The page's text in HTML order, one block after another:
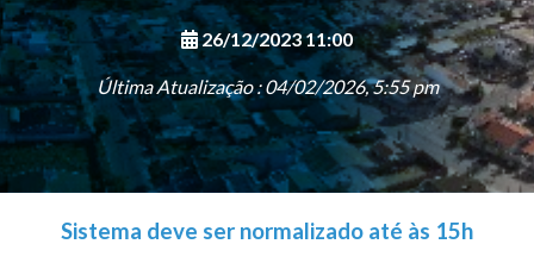
26/12/2023 11:00
Última Atualização : 04/02/2026, 5:55 pm
Sistema deve ser normalizado até às 15h